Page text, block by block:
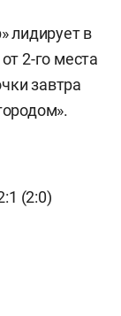
лидирует в
2-го места
завтра
(2:0)